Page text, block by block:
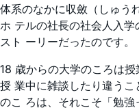
体系のなかに収斂（しゅう
ホ テルの社長の社会人入
スト ーリーだったのです。
18 歳からの大学のころは授
授 業中に雑談したり違う
のこ ろは、それこそ「勉強